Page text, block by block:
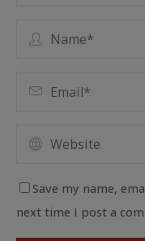
Save my name,
next time I post a